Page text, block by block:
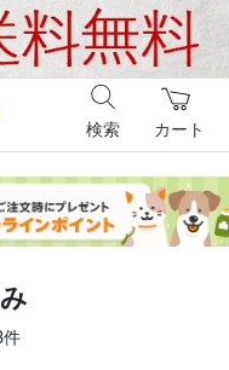
カート
検索